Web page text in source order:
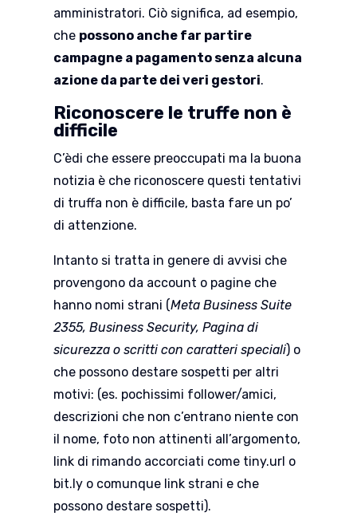
amministratori. Ciò significa, ad esempio,
che possono anche far partire
campagne a pagamento senza alcuna
azione da parte dei veri gestori.
Riconoscere le truffe non è
difficile
C’èdi che essere preoccupati ma la buona
notizia è che riconoscere questi tentativi
di truffa non è difficile, basta fare un po’
di attenzione.
Intanto si tratta in genere di avvisi che
provengono da account o pagine che
hanno nomi strani (Meta Business Suite
2355, Business Security, Pagina di
sicurezza o scritti con caratteri speciali) o
che possono destare sospetti per altri
motivi: (es. pochissimi follower/amici,
descrizioni che non c’entrano niente con
il nome, foto non attinenti all’argomento,
link di rimando accorciati come tiny.url o
bit.ly o comunque link strani e che
possono destare sospetti).